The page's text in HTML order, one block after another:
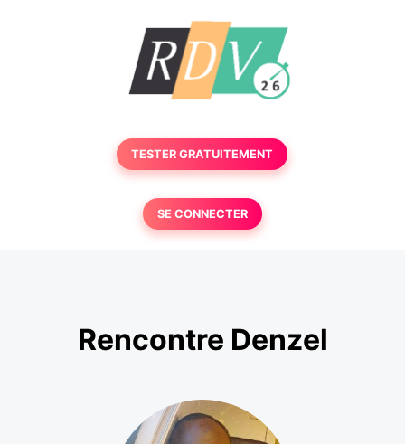
TESTER GRATUITEMENT
SE CONNECTER
Rencontre Denzel